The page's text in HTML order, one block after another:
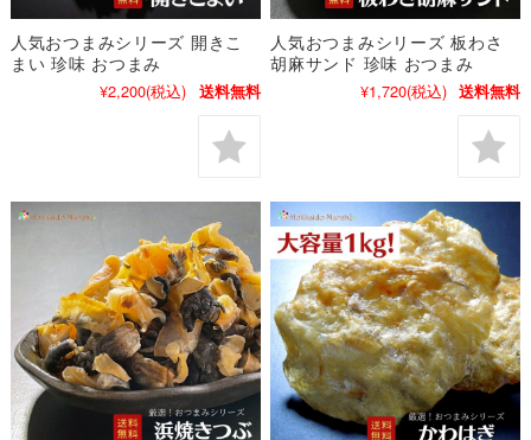
人気おつまみシリーズ 開きこ
まい 珍味 おつまみ
¥2,200(税込) 送料無料
人気おつまみシリーズ 板わさ
胡麻サンド 珍味 おつまみ
¥1,720(税込) 送料無料